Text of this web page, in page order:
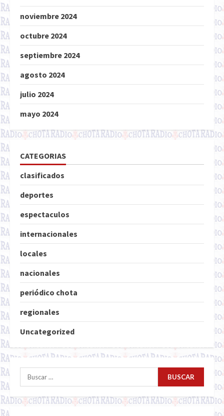
noviembre 2024
octubre 2024
septiembre 2024
agosto 2024
julio 2024
mayo 2024
CATEGORIAS
clasificados
deportes
espectaculos
internacionales
locales
nacionales
periódico chota
regionales
Uncategorized
Buscar: